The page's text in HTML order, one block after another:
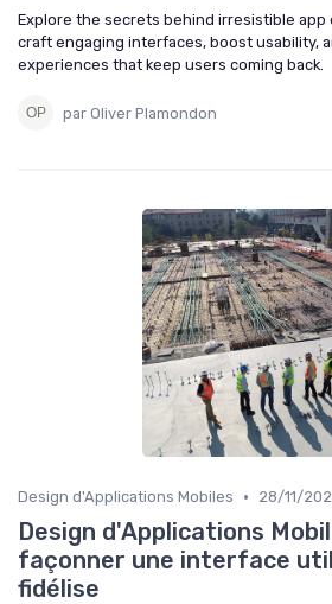
Explore the secrets behind irresistible app
craft engaging interfaces, boost usability,
experiences that keep users coming back.
par Oliver Plamondon
Design d'Applications Mobiles • 28/11/
Design d'Applications
façonner une interface
fidélise